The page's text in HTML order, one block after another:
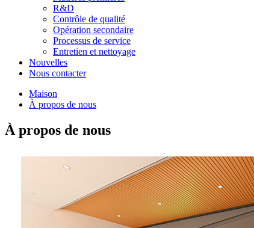
R&D
Contrôle de qualité
Opération secondaire
Processus de service
Entretien et nettoyage
Nouvelles
Nous contacter
Maison
À propos de nous
À propos de nous